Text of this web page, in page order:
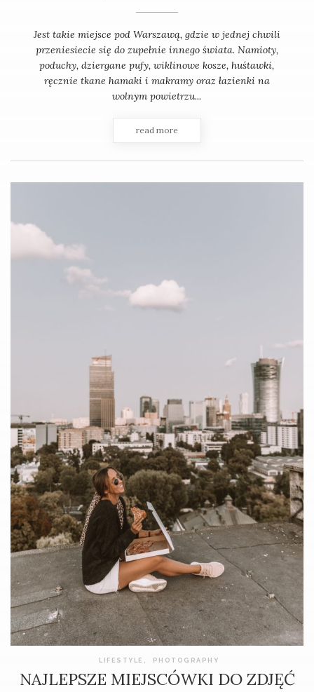
Jest takie miejsce pod Warszawą, gdzie w jednej chwili
przeniesiecie się do zupełnie innego świata. Namioty,
poduchy, dziergane pufy, wiklinowe kosze, huśtawki,
ręcznie tkane hamaki i makramy oraz łazienki na
wolnym powietrzu...
read more
LIFESTYLE , PHOTOGRAPHY
NAJLEPSZE MIEJSCÓWKI DO ZDJĘĆ